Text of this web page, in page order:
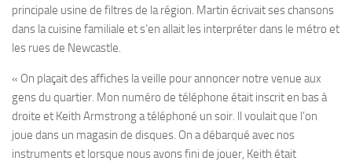
principale usine de filtres de la région. Martin écrivait ses chansons
dans la cuisine familiale et s’en allait les interpréter dans le métro et
les rues de Newcastle.
« On plaçait des affiches la veille pour annoncer notre venue aux
gens du quartier. Mon numéro de téléphone était inscrit en bas à
droite et Keith Armstrong a téléphoné un soir. ll voulait que l’on
joue dans un magasin de disques. On a débarqué avec nos
instruments et lorsque nous avons fini de jouer, Keith était